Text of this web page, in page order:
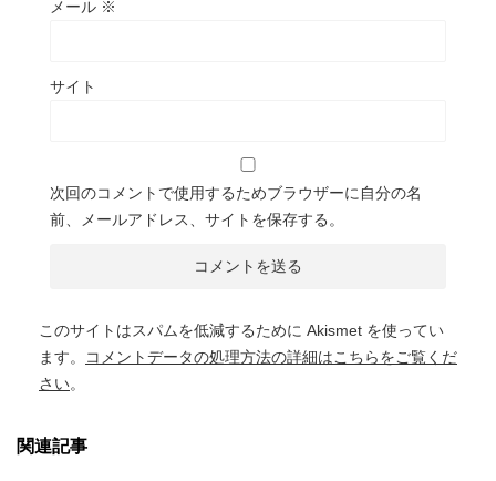
メール ※
サイト
次回のコメントで使用するためブラウザーに自分の名
前、メールアドレス、サイトを保存する。
このサイトはスパムを低減するために Akismet を使ってい
ます。
コメントデータの処理方法の詳細はこちらをご覧くだ
さい。
関連記事